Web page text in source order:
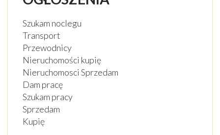
IMPREZY
CENY WSTĘPÓW
GALERIA
PLAN MIASTA
POGODA
Szukam noclegu
Transport
Przewodnicy
Nieruchomości kupię
Nieruchomosci Sprzedam
Dam pracę
Szukam pracy
Sprzedam
Kupię